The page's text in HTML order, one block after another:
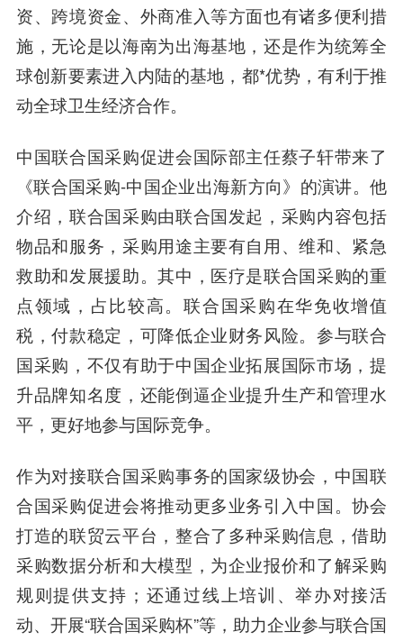
资、跨境资金、外商准入等方面也有诸多便利措
施，无论是以海南为出海基地，还是作为统筹全
球创新要素进入内陆的基地，都*优势，有利于推
动全球卫生经济合作。
中国联合国采购促进会国际部主任蔡子轩带来了
《联合国采购-中国企业出海新方向》的演讲。他
介绍，联合国采购由联合国发起，采购内容包括
物品和服务，采购用途主要有自用、维和、紧急
救助和发展援助。其中，医疗是联合国采购的重
点领域，占比较高。联合国采购在华免收增值
税，付款稳定，可降低企业财务风险。参与联合
国采购，不仅有助于中国企业拓展国际市场，提
升品牌知名度，还能倒逼企业提升生产和管理水
平，更好地参与国际竞争。
作为对接联合国采购事务的国家级协会，中国联
合国采购促进会将推动更多业务引入中国。协会
打造的联贸云平台，整合了多种采购信息，借助
采购数据分析和大模型，为企业报价和了解采购
规则提供支持；还通过线上培训、举办对接活
动、开展“联合国采购杯”等，助力企业参与联合国